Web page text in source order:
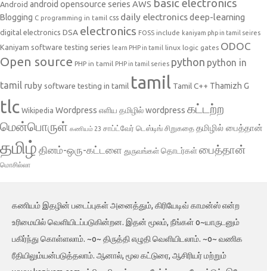
Android android opensource series AWS basic electronics
Blogging C programming in tamil css daily electronicsdeep-learning
digital electronics DSA electronics FOSS include kaniyam php in tamil seires
Kaniyam software testing series learn PHP in tamil linux logic gates ODOC
Open source PHP in tamil PHP in tamil series python python in
tamil ruby software testing in tamil tamil Tamil C++ Thamizh G
tlc Wikipedia Wordpress எளிய தமிழில் wordpress கட்டற்ற
மென்பொருள் கணியம் 23 சாப்ட்வேர் டெஸ்டிங் சிறுகதை தமிழில் பைத்தான்
தமிழ் தினம்-ஒரு-கட்டளை துருவங்கள் தொடர்கள்பைத்தான்
மொசில்லா
கணியம் இதழின் படைப்புகள் அனைத்தும், கிரியேடிவ் காமன்ஸ் என்ற
உரிமையில் வெளியிடப்படுகின்றன. இதன் மூலம், நீங்கள் o~யாருடனும்
பகிர்ந்து கொள்ளலாம். ~o~ திருத்தி எழுதி வெளியிடலாம். ~o~ வணிக
ரீதியிலும்யன்படுத்தலாம். ஆனால், மூல கட்டுரை, ஆசிரியர் மற்றும்